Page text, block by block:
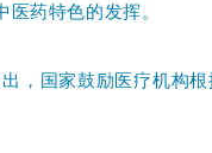
药特色的发挥。
，国家鼓励医疗机构